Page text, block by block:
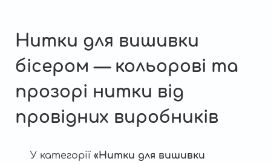
Нитки для вишивки
бісером — кольорові та
прозорі нитки від
провідних виробників
У категорії «Нитки для вишивки